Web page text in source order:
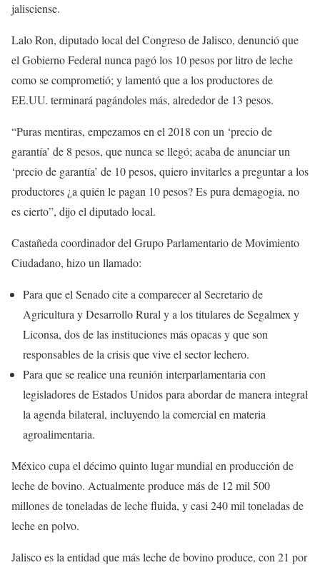
jalisciense.
Lalo Ron, diputado local del Congreso de Jalisco, denunció que
el Gobierno Federal nunca pagó los 10 pesos por litro de leche
como se comprometió; y lamentó que a los productores de
EE.UU. terminará pagándoles más, alrededor de 13 pesos.
“Puras mentiras, empezamos en el 2018 con un ‘precio de
garantía’ de 8 pesos, que nunca se llegó; acaba de anunciar un
‘precio de garantía’ de 10 pesos, quiero invitarles a preguntar a los
productores ¿a quién le pagan 10 pesos? Es pura demagogia, no
es cierto”, dijo el diputado local.
Castañeda coordinador del Grupo Parlamentario de Movimiento
Ciudadano, hizo un llamado:
Para que el Senado cite a comparecer al Secretario de
Agricultura y Desarrollo Rural y a los titulares de Segalmex y
Liconsa, dos de las instituciones más opacas y que son
responsables de la crisis que vive el sector lechero.
Para que se realice una reunión interparlamentaria con
legisladores de Estados Unidos para abordar de manera integral
la agenda bilateral, incluyendo la comercial en materia
agroalimentaria.
México cupa el décimo quinto lugar mundial en producción de
leche de bovino. Actualmente produce más de 12 mil 500
millones de toneladas de leche fluida, y casi 240 mil toneladas de
leche en polvo.
Jalisco es la entidad que más leche de bovino produce, con 21 por